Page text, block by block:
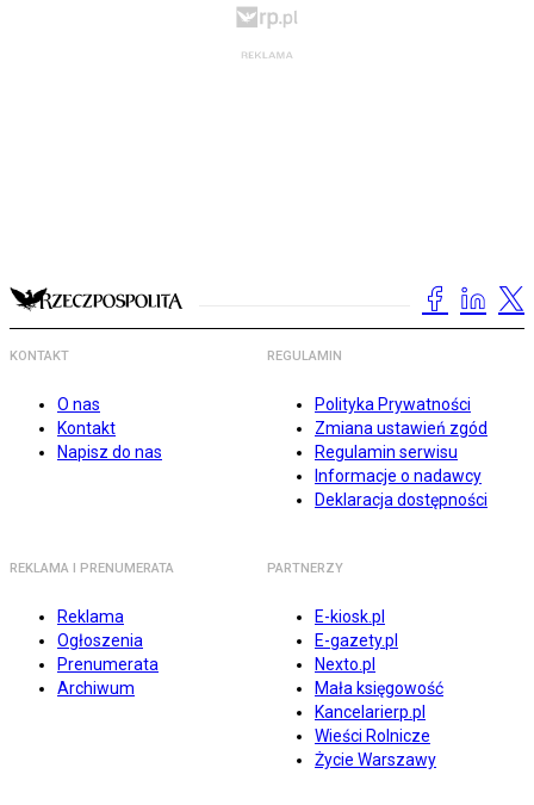
KONTAKT
O nas
Kontakt
Napisz do nas
REGULAMIN
Polityka Prywatności
Zmiana ustawień zgód
Regulamin serwisu
Informacje o nadawcy
Deklaracja dostępności
REKLAMA I PRENUMERATA
Reklama
Ogłoszenia
Prenumerata
Archiwum
PARTNERZY
E-kiosk.pl
E-gazety.pl
Nexto.pl
Mała księgowość
Kancelarierp.pl
Wieści Rolnicze
Życie Warszawy